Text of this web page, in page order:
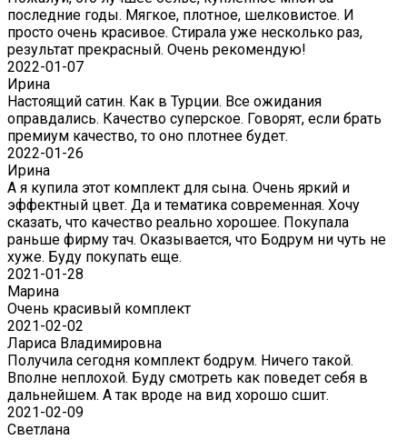
последние годы. Мягкое, плотное, шелковистое. И
просто очень красивое. Стирала уже несколько раз,
результат прекрасный. Очень рекомендую!
2022-01-07
Ирина
Настоящий сатин. Как в Турции. Все ожидания
оправдались. Качество суперское. Говорят, если брать
премиум качество, то оно плотнее будет.
2022-01-26
Ирина
А я купила этот комплект для сына. Очень яркий и
эффектный цвет. Да и тематика современная. Хочу
сказать, что качество реально хорошее. Покупала
раньше фирму тач. Оказывается, что Бодрум ни чуть не
хуже. Буду покупать еще.
2021-01-28
Марина
Очень красивый комплект
2021-02-02
Лариса Владимировна
Получила сегодня комплект бодрум. Ничего такой.
Вполне неплохой. Буду смотреть как поведет себя в
дальнейшем. А так вроде на вид хорошо сшит.
2021-02-09
Светлана